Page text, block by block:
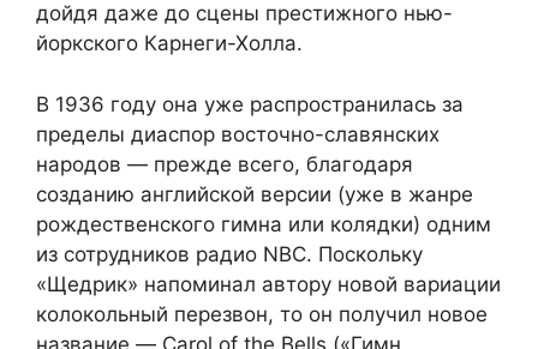
дойдя даже до сцены престижного нью-
йоркского Карнеги-Холла.
В 1936 году она уже распространилась за
пределы диаспор восточно-славянских
народов — прежде всего, благодаря
созданию английской версии (уже в жанре
рождественского гимна или колядки) одним
из сотрудников радио NBC. Поскольку
«Щедрик» напоминал автору новой вариации
колокольный перезвон, то он получил новое
название — Carol of the Bells («Гимн